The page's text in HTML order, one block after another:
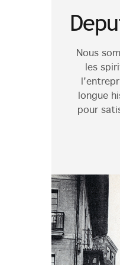
Nous
les
longue
pour